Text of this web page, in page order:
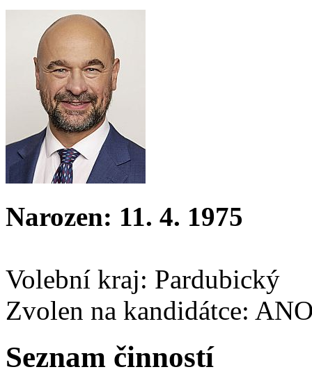
Narozen: 11. 4. 1975
Volební kraj: Pardubický
Zvolen na kandidátce:
Seznam činností